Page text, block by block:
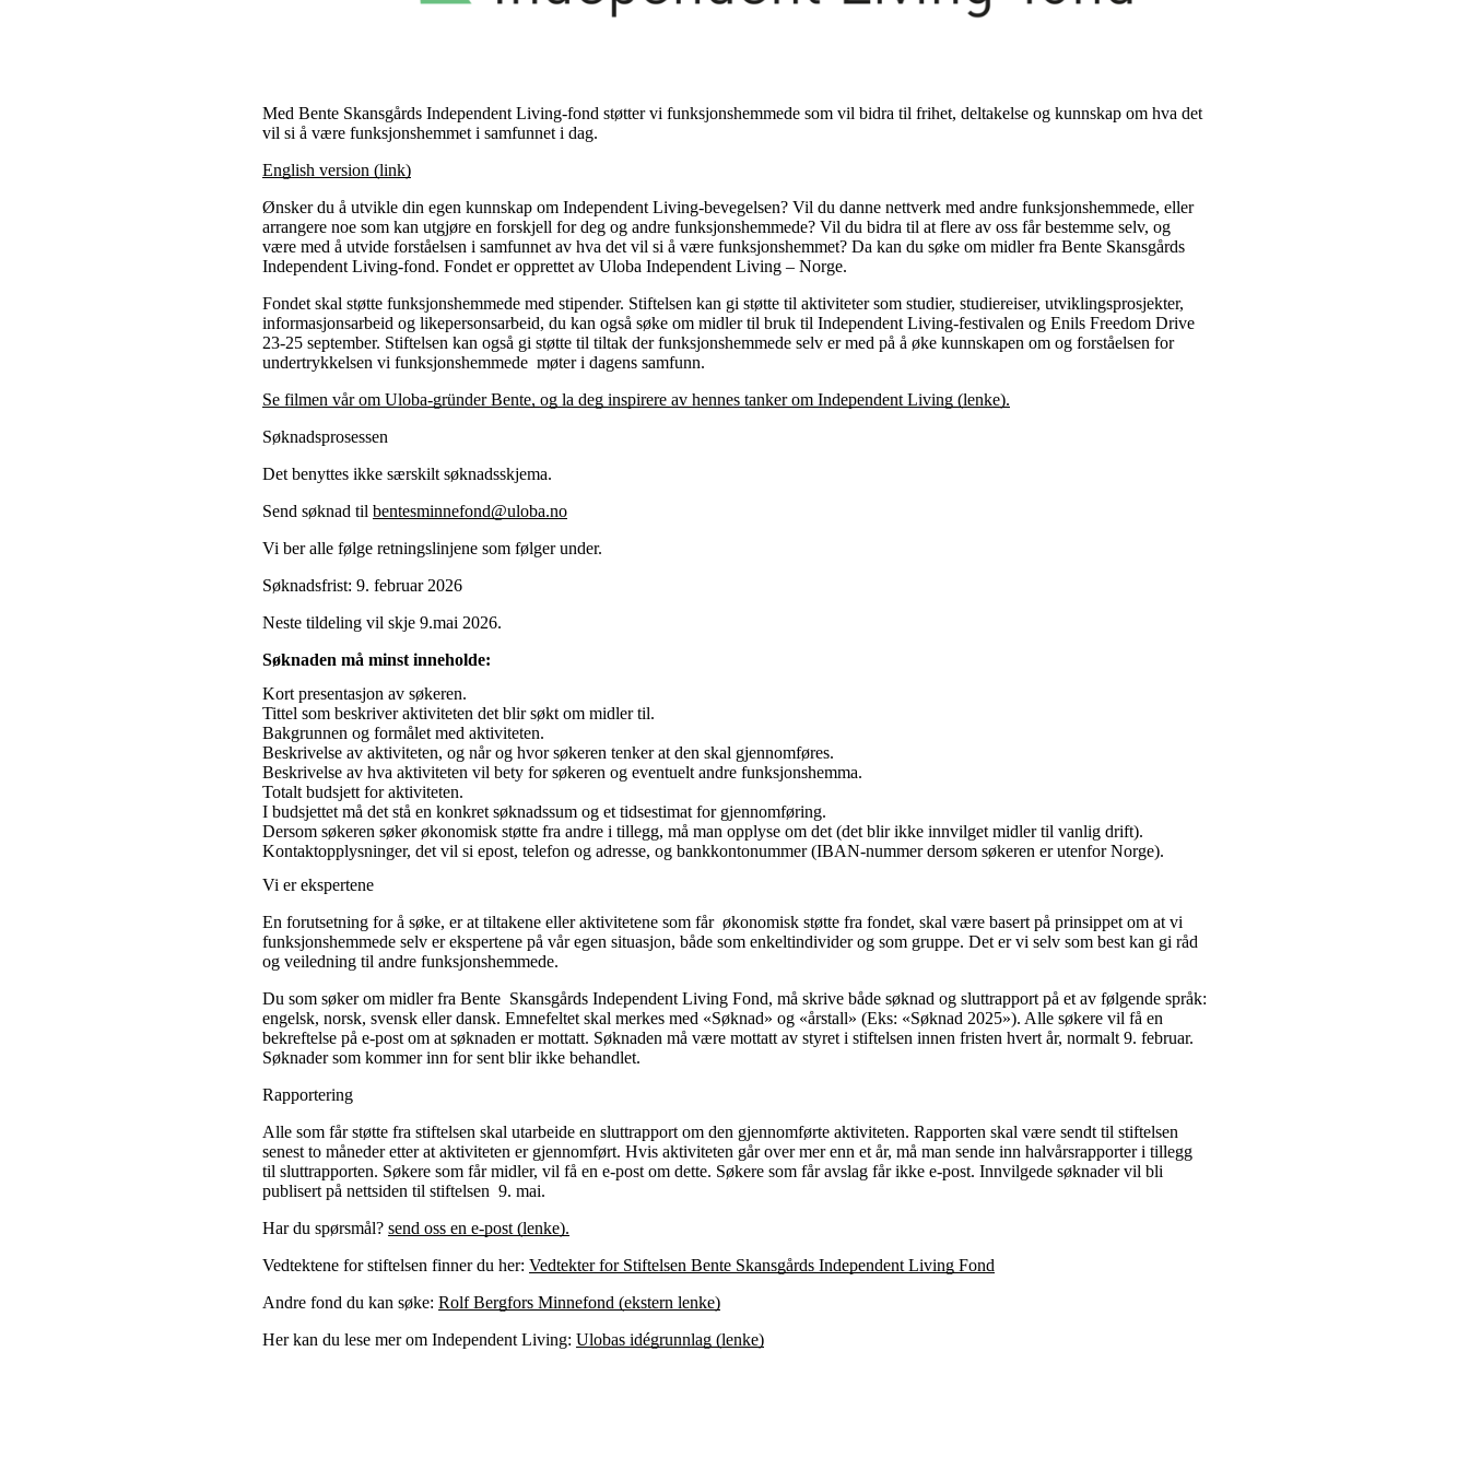
Med Bente Skansgårds Independent Living-fond støtter vi funksjonshemmede som vil bidra til frihet, deltakelse og kunnskap om hva det
vil si å være funksjonshemmet i samfunnet i dag.
English version (link)
Ønsker du å utvikle din egen kunnskap om Independent Living-bevegelsen? Vil du danne nettverk med andre funksjonshemmede, eller
arrangere noe som kan utgjøre en forskjell for deg og andre funksjonshemmede? Vil du bidra til at flere av oss får bestemme selv, og
være med å utvide forståelsen i samfunnet av hva det vil si å være funksjonshemmet? Da kan du søke om midler fra Bente Skansgårds
Independent Living-fond. Fondet er opprettet av Uloba Independent Living – Norge.
Fondet skal støtte funksjonshemmede med stipender. Stiftelsen kan gi støtte til aktiviteter som studier, studiereiser, utviklingsprosjekter,
informasjonsarbeid og likepersonsarbeid, du kan også søke om midler til bruk til Independent Living-festivalen og Enils Freedom Drive
23-25 september. Stiftelsen kan også gi støtte til tiltak der funksjonshemmede selv er med på å øke kunnskapen om og forståelsen for
undertrykkelsen vi funksjonshemmede møter i dagens samfunn.
Se filmen vår om Uloba-gründer Bente, og la deg inspirere av hennes tanker om Independent Living (lenke).
Søknadsprosessen
Det benyttes ikke særskilt søknadsskjema.
Send søknad til bentesminnefond@uloba.no
Vi ber alle følge retningslinjene som følger under.
Søknadsfrist: 9. februar 2026
Neste tildeling vil skje 9.mai 2026.
Søknaden må minst inneholde:
Kort presentasjon av søkeren.
Tittel som beskriver aktiviteten det blir søkt om midler til.
Bakgrunnen og formålet med aktiviteten.
Beskrivelse av aktiviteten, og når og hvor søkeren tenker at den skal gjennomføres.
Beskrivelse av hva aktiviteten vil bety for søkeren og eventuelt andre funksjonshemma.
Totalt budsjett for aktiviteten.
I budsjettet må det stå en konkret søknadssum og et tidsestimat for gjennomføring.
Dersom søkeren søker økonomisk støtte fra andre i tillegg, må man opplyse om det (det blir ikke innvilget midler til vanlig drift).
Kontaktopplysninger, det vil si epost, telefon og adresse, og bankkontonummer (IBAN-nummer dersom søkeren er utenfor Norge).
Vi er ekspertene
En forutsetning for å søke, er at tiltakene eller aktivitetene som får økonomisk støtte fra fondet, skal være basert på prinsippet om at vi
funksjonshemmede selv er ekspertene på vår egen situasjon, både som enkeltindivider og som gruppe. Det er vi selv som best kan gi råd
og veiledning til andre funksjonshemmede.
Du som søker om midler fra Bente Skansgårds Independent Living Fond, må skrive både søknad og sluttrapport på et av følgende språk:
engelsk, norsk, svensk eller dansk. Emnefeltet skal merkes med «Søknad» og «årstall» (Eks: «Søknad 2025»). Alle søkere vil få en
bekreftelse på e-post om at søknaden er mottatt. Søknaden må være mottatt av styret i stiftelsen innen fristen hvert år, normalt 9. februar.
Søknader som kommer inn for sent blir ikke behandlet.
Rapportering
Alle som får støtte fra stiftelsen skal utarbeide en sluttrapport om den gjennomførte aktiviteten. Rapporten skal være sendt til stiftelsen
senest to måneder etter at aktiviteten er gjennomført. Hvis aktiviteten går over mer enn et år, må man sende inn halvårsrapporter i tillegg
til sluttrapporten. Søkere som får midler, vil få en e-post om dette. Søkere som får avslag får ikke e-post. Innvilgede søknader vil bli
publisert på nettsiden til stiftelsen 9. mai.
Har du spørsmål? send oss en e-post (lenke).​
Vedtektene for stiftelsen finner du her: Vedtekter for Stiftelsen Bente Skansgårds Independent Living Fond
Andre fond du kan søke: Rolf Bergfors Minnefond (ekstern lenke)​​​
Her kan du lese mer om Independent Living: Ulobas idégrunnlag (lenke)